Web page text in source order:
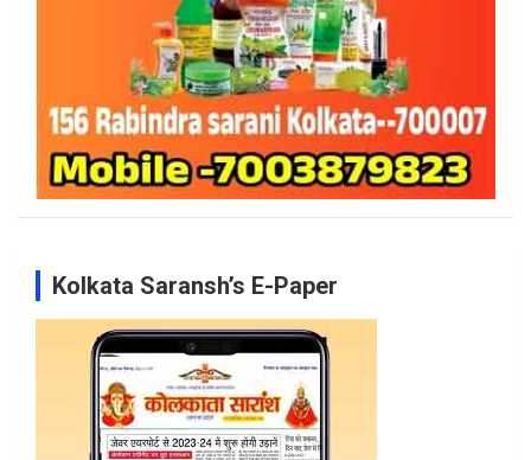
Kolkata Saransh’s E-Paper